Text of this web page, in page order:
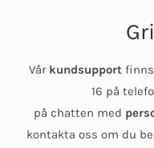
Vår kundsupport
16 på
på chatten med
kontakta oss om du